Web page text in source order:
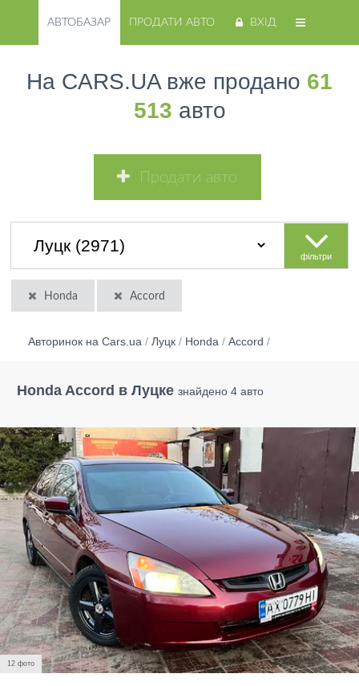
АВТОБАЗАР ПРОДАТИ АВТО ВХІД
На CARS.UA вже продано 61
513 авто
Продати авто
фільтри
Honda Accord
Авторинок на Cars.ua / Луцк / Honda / Accord /
Honda Accord в Луцке знайдено 4 авто
12 фото